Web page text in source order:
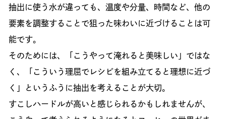
抽出に使う水が違っても、温度や分量、時間など、他の
要素を調整することで狙った味わいに近づけることは可
能です。
そのためには、「こうやって淹れると美味しい」ではな
く、「こういう理屈でレシピを組み立てると理想に近づ
く」というふうに抽出を考えることが大切。
すこしハードルが高いと感じられるかもしれませんが、